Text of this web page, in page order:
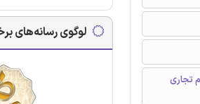
تجاری
لوگوی رسانه‌های